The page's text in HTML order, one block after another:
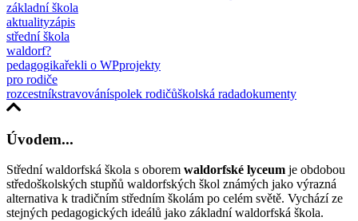
základní škola
aktualityzápis
střední škola
waldorf?
pedagogikařekli o WPprojekty
pro rodiče
rozcestníkstravováníspolek rodičůškolská radadokumenty
Úvodem...
Střední waldorfská škola s oborem waldorfské lyceum je obdobou
středoškolských stupňů waldorfských škol známých jako výrazná
alternativa k tradičním středním školám po celém světě. Vychází ze
stejných pedagogických ideálů jako základní waldorfská škola.